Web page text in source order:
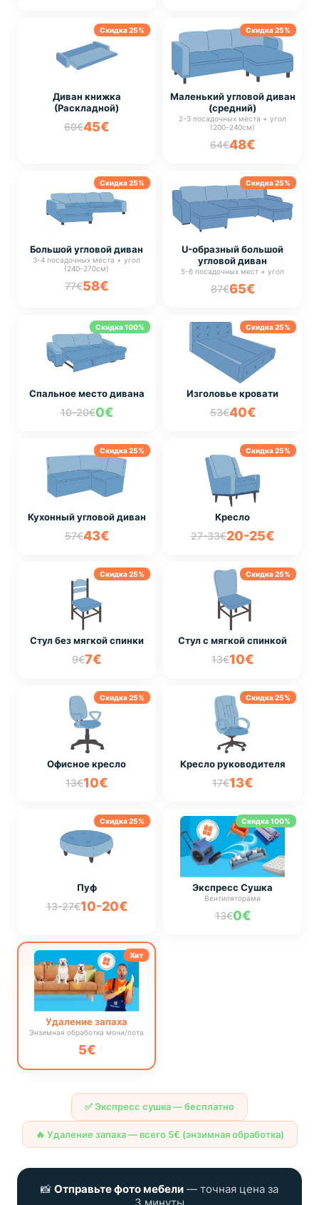
Скидка 25%
Диван книжка
(Раскладной)
60€45€
Скидка 25%
Маленький угловой диван
(средний)
2-3 посадочных места + угол
(200-240см)
64€48€
Скидка 25%
Большой угловой диван
3-4 посадочных места + угол
(240-270см)
77€58€
Скидка 25%
U-образный большой
угловой диван
5-6 посадочных мест + угол
87€65€
Скидка 100%
Спальное место дивана
10-20€0€
Скидка 25%
Изголовье кровати
53€40€
Скидка 25%
Кухонный угловой диван
57€43€
Скидка 25%
Кресло
27-33€20-25€
Скидка 25%
Стул без мягкой спинки
9€7€
Скидка 25%
Стул с мягкой спинкой
13€10€
Скидка 25%
Офисное кресло
13€10€
Скидка 25%
Кресло руководителя
17€13€
Скидка 25%
Пуф
13-27€10-20€
Скидка 100%
Экспресс Сушка
Вентиляторами
13€0€
Хит
Удаление запаха
Энзимная обработка мочи/пота
5€
✅ Экспресс сушка — бесплатно
🔥 Удаление запаха — всего 5€ (энзимная обработка)
📸 Отправьте фото мебели — точная цена за